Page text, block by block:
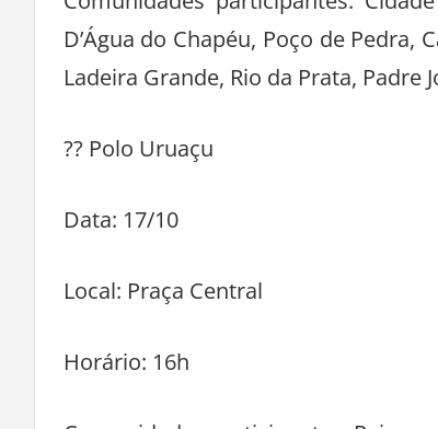
Comunidades participantes:
D’Água do Chapéu, Poço de
Ladeira Grande, Rio da Prata, Padre
?? Polo Uruaçu
Data: 17/10
Local: Praça Central
Horário: 16h